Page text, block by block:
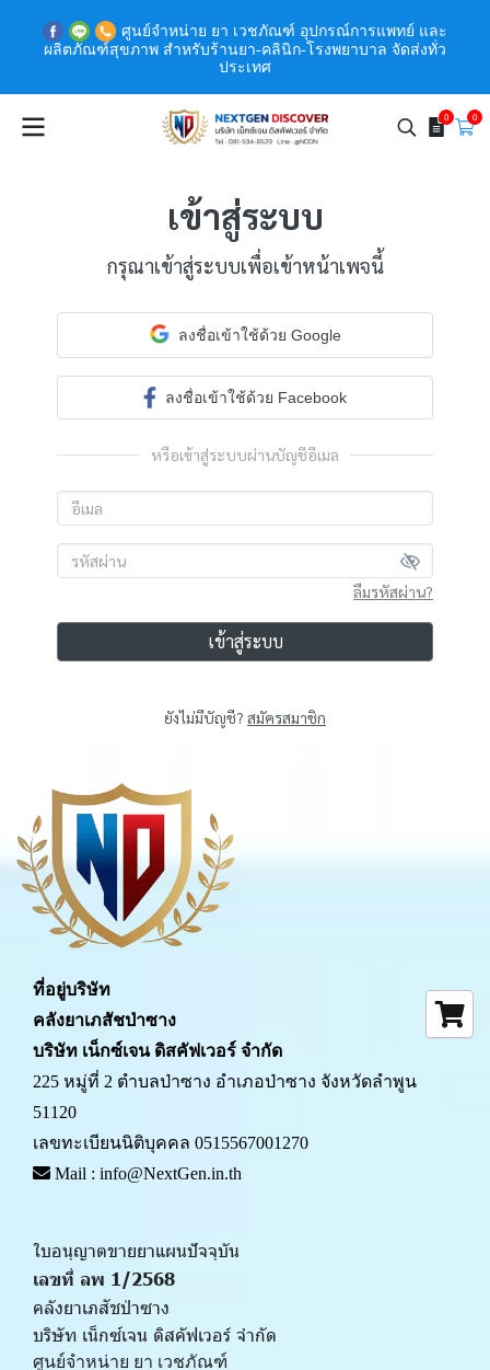
ศูนย์จำหน่าย ยา เวชภัณฑ์ อุปกรณ์การแพทย์ และ
ผลิตภัณฑ์สุขภาพ สำหรับร้านยา-คลินิก-โรงพยาบาล จัดส่งทั่ว
ประเทศ
0 0
เข้าสู่ระบบ
กรุณาเข้าสู่ระบบเพื่อเข้าหน้าเพจนี้
ลงชื่อเข้าใช้ด้วย Google
ลงชื่อเข้าใช้ด้วย Facebook
หรือเข้าสู่ระบบผ่านบัญชีอีเมล
ลืมรหัสผ่าน?
เข้าสู่ระบบ
ยังไม่มีบัญชี? สมัครสมาชิก
ที่อยู่บริษัท
คลังยาเภสัชป่าซาง
บริษัท เน็กซ์เจน ดิสคัฟเวอร์ จำกัด
225 หมู่ที่ 2 ตำบลป่าซาง อำเภอป่าซาง จังหวัดลำพูน
51120
เลขทะเบียนนิติบุคคล 0515567001270
Mail : info@NextGen.in.th
ใบอนุญาตขายยาแผนปัจจุบัน
เลขที่ ลพ 1/2568
คลังยาเภสัชป่าซาง
บริษัท เน็กซ์เจน ดิสคัฟเวอร์ จำกัด
ศูนย์จำหน่าย ยา เวชภัณฑ์